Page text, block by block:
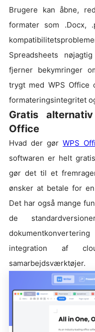
Brugere kan åbne,
formater som .Docx,
Spreadsheets
fjerner bekymringer
trygt med WPS
formateringsintegritet
Gratis
Office
Hvad der gør WPS
softwaren er helt
gør det til et
ønsker at betale for
Det har også mange
de
integration af
samarbejdsværktøjer.